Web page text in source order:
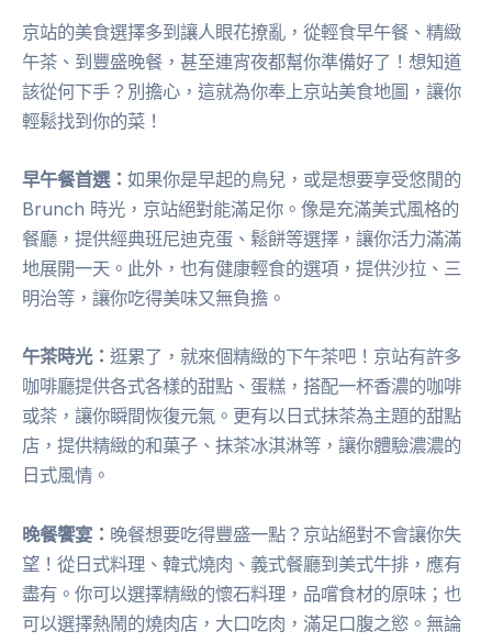
京站的美食選擇多到讓人眼花撩亂，從輕食早午餐、精緻
午茶、到豐盛晚餐，甚至連宵夜都幫你準備好了！想知道
該從何下手？別擔心，這就為你奉上京站美食地圖，讓你
輕鬆找到你的菜！
早午餐首選： 如果你是早起的鳥兒，或是想要享受悠閒的
Brunch 時光，京站絕對能滿足你。像是充滿美式風格的
餐廳，提供經典班尼迪克蛋、鬆餅等選擇，讓你活力滿滿
地展開一天。此外，也有健康輕食的選項，提供沙拉、三
明治等，讓你吃得美味又無負擔。
午茶時光： 逛累了，就來個精緻的下午茶吧！京站有許多
咖啡廳提供各式各樣的甜點、蛋糕，搭配一杯香濃的咖啡
或茶，讓你瞬間恢復元氣。更有以日式抹茶為主題的甜點
店，提供精緻的和菓子、抹茶冰淇淋等，讓你體驗濃濃的
日式風情。
晚餐饗宴： 晚餐想要吃得豐盛一點？京站絕對不會讓你失
望！從日式料理、韓式燒肉、義式餐廳到美式牛排，應有
盡有。你可以選擇精緻的懷石料理，品嚐食材的原味；也
可以選擇熱鬧的燒肉店，大口吃肉，滿足口腹之慾。無論